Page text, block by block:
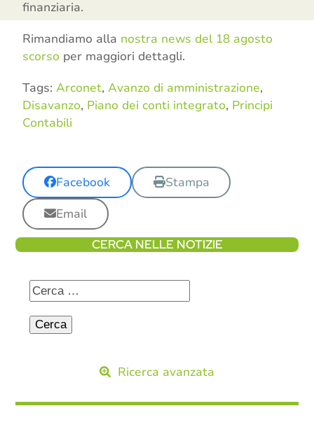
finanziaria.
Rimandiamo alla nostra news del 18 agosto
scorso per maggiori dettagli.
Tags: Arconet, Avanzo di amministrazione,
Disavanzo, Piano dei conti integrato, Principi
Contabili
Facebook
Stampa
Email
CERCA NELLE NOTIZIE
Ricerca avanzata